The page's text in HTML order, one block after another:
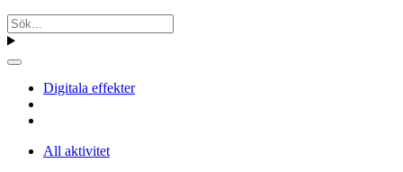
Digitala effekter
All aktivitet